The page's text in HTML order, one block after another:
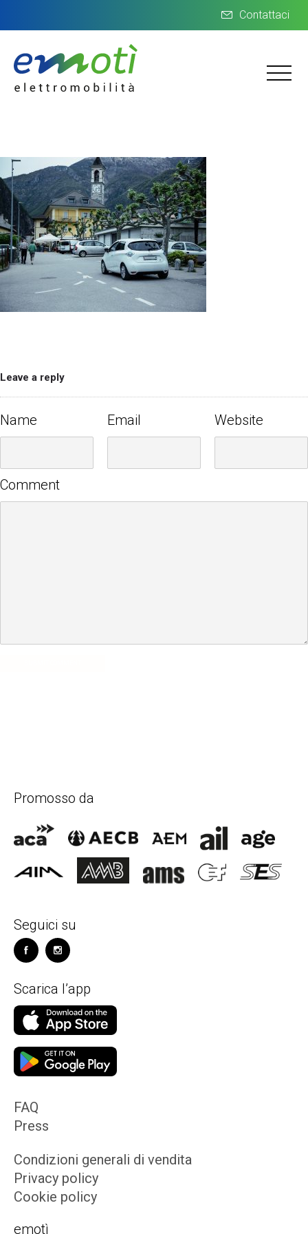
Contattaci
Leave a reply
Name Email Website
Comment
Promosso da
Seguici su
Scarica l’app
FAQ
Press
Condizioni generali di vendita
Privacy policy
Cookie policy
emotì